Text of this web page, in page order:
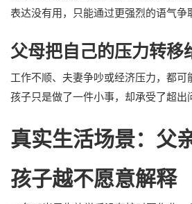
表达没有用，只能通过更强烈的语气争
父母把自己的压力转移
工作不顺、夫妻争吵或经济压力，都可
孩子只是做了一件小事，却承受了超出
真实生活场景：父
孩子越不愿意解释